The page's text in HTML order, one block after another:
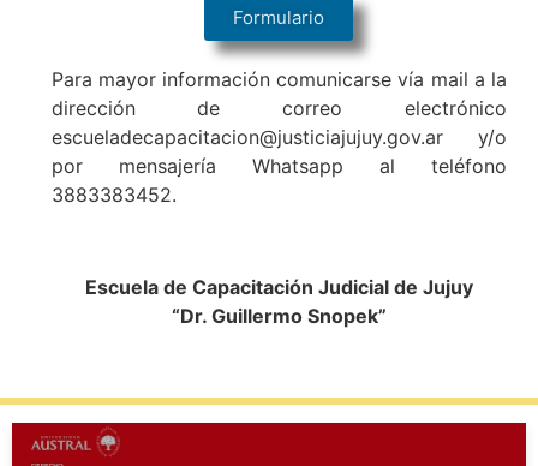
Formulario
Para mayor información comunicarse vía mail a la
dirección de correo electrónico
escueladecapacitacion@justiciajujuy.gov.ar y/o
por mensajería Whatsapp al teléfono
3883383452.
Escuela de Capacitación Judicial de Jujuy
“Dr. Guillermo Snopek”